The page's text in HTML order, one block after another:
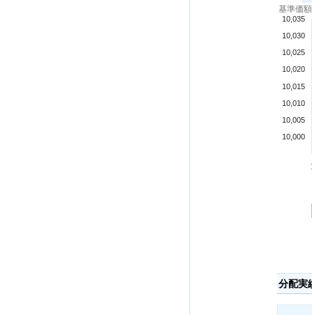
基準価
10,000
10,005
10,010
10,015
10,020
10,025
10,030
10,035
分配実